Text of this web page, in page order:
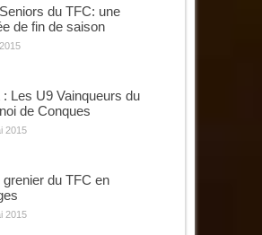
du TFC: une
de fin de saison
: Les U9 Vainqueurs du
de Conques
2015
grenier du TFC en
2015